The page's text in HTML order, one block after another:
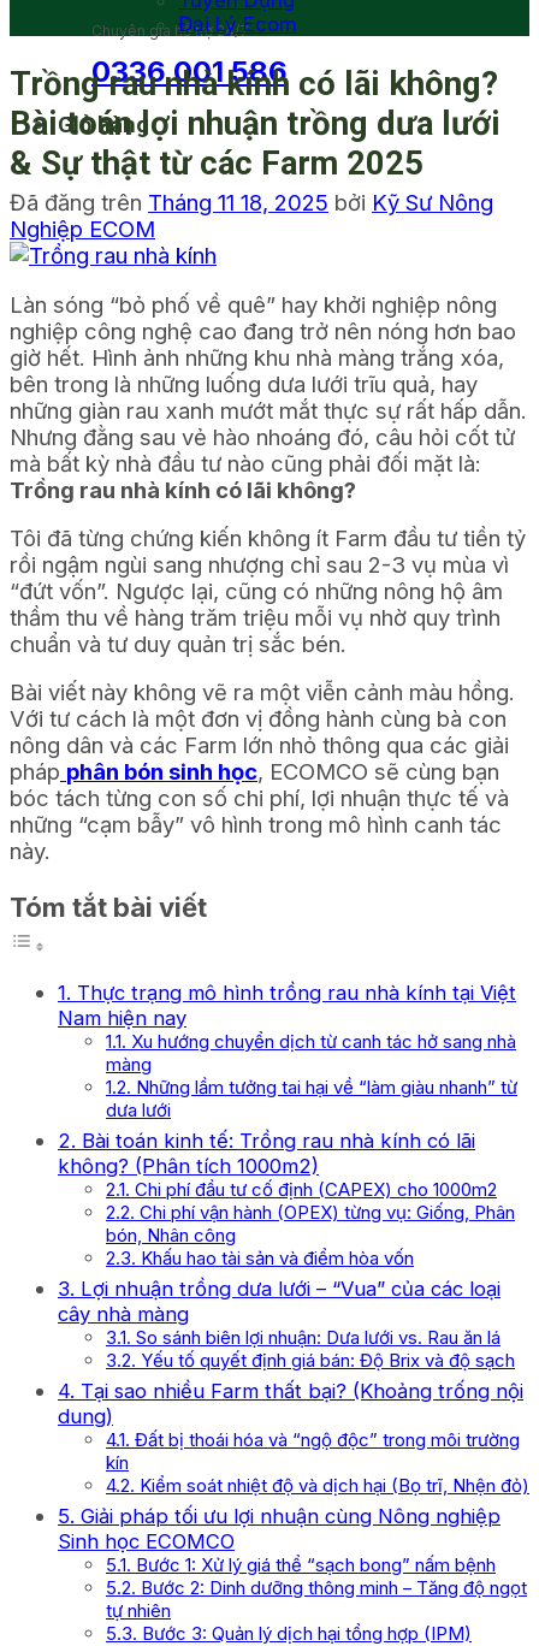
Chuyên gia hỗ trợ 24/7
0336 001 586
Giỏ hàng
Đại Lý Ecom
Trồng rau nhà kính có lãi không?
Bài toán lợi nhuận trồng dưa lưới
& Sự thật từ các Farm 2025
Đã đăng trên Tháng 11 18, 2025 bởi Kỹ Sư Nông
Nghiệp ECOM
Làn sóng “bỏ phố về quê” hay khởi nghiệp nông
nghiệp công nghệ cao đang trở nên nóng hơn bao
giờ hết. Hình ảnh những khu nhà màng trắng xóa,
bên trong là những luống dưa lưới trĩu quả, hay
những giàn rau xanh mướt mắt thực sự rất hấp dẫn.
Nhưng đằng sau vẻ hào nhoáng đó, câu hỏi cốt tử
mà bất kỳ nhà đầu tư nào cũng phải đối mặt là:
Trồng rau nhà kính có lãi không?
Tôi đã từng chứng kiến không ít Farm đầu tư tiền tỷ
rồi ngậm ngùi sang nhượng chỉ sau 2-3 vụ mùa vì
“đứt vốn”. Ngược lại, cũng có những nông hộ âm
thầm thu về hàng trăm triệu mỗi vụ nhờ quy trình
chuẩn và tư duy quản trị sắc bén.
Bài viết này không vẽ ra một viễn cảnh màu hồng.
Với tư cách là một đơn vị đồng hành cùng bà con
nông dân và các Farm lớn nhỏ thông qua các giải
pháp phân bón sinh học, ECOMCO sẽ cùng bạn
bóc tách từng con số chi phí, lợi nhuận thực tế và
những “cạm bẫy” vô hình trong mô hình canh tác
này.
Tóm tắt bài viết
1. Thực trạng mô hình trồng rau nhà kính tại Việt
Nam hiện nay
1.1. Xu hướng chuyển dịch từ canh tác hở sang nhà
màng
1.2. Những lầm tưởng tai hại về “làm giàu nhanh” từ
dưa lưới
2. Bài toán kinh tế: Trồng rau nhà kính có lãi
không? (Phân tích 1000m2)
2.1. Chi phí đầu tư cố định (CAPEX) cho 1000m2
2.2. Chi phí vận hành (OPEX) từng vụ: Giống, Phân
bón, Nhân công
2.3. Khấu hao tài sản và điểm hòa vốn
3. Lợi nhuận trồng dưa lưới – “Vua” của các loại
cây nhà màng
3.1. So sánh biên lợi nhuận: Dưa lưới vs. Rau ăn lá
3.2. Yếu tố quyết định giá bán: Độ Brix và độ sạch
4. Tại sao nhiều Farm thất bại? (Khoảng trống nội
dung)
4.1. Đất bị thoái hóa và “ngộ độc” trong môi trường
kín
4.2. Kiểm soát nhiệt độ và dịch hại (Bọ trĩ, Nhện đỏ)
5. Giải pháp tối ưu lợi nhuận cùng Nông nghiệp
Sinh học ECOMCO
5.1. Bước 1: Xử lý giá thể “sạch bong” nấm bệnh
5.2. Bước 2: Dinh dưỡng thông minh – Tăng độ ngọt
tự nhiên
5.3. Bước 3: Quản lý dịch hại tổng hợp (IPM)